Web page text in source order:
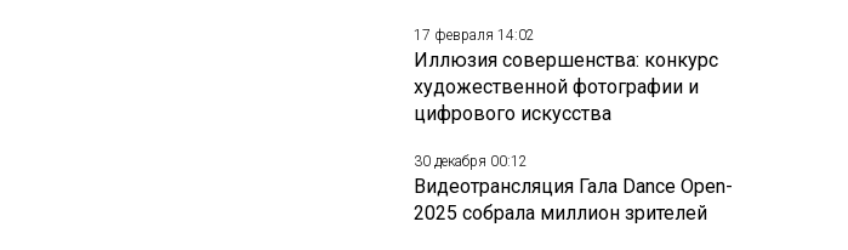
17 февраля 14:02
Иллюзия совершенства: конкурс
художественной фотографии и
цифрового искусства
30 декабря 00:12
Видеотрансляция Гала Dance Open-
2025 собрала миллион зрителей